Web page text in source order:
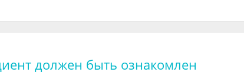
должен быть ознакомлен